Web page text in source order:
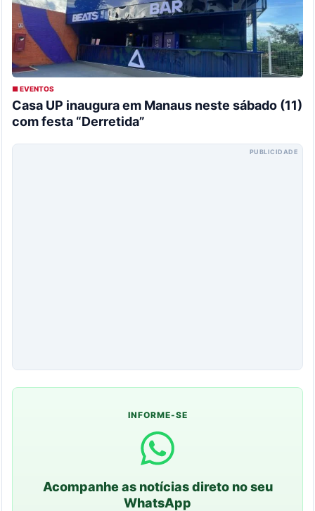
■ EVENTOS
Casa UP inaugura em Manaus neste sábado (11)
com festa “Derretida”
PUBLICIDADE
INFORME-SE
Acompanhe as notícias direto no seu
WhatsApp